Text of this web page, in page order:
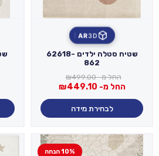
3D
AR
שטיח סטלה ילדים 62618-
862
החל מ- ₪499.00
החל מ- ₪449.10
לבחירת מידה
10% הנחה